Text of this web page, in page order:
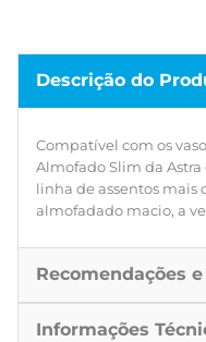
Descrição do
Compatível com os
Almofado Slim da
linha de assentos mais
almofadado macio, a
Recomendações
Informações